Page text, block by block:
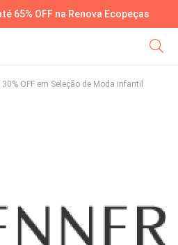
65% OFF na Renova Ecopeças
OFF em Seleção de Moda infantil